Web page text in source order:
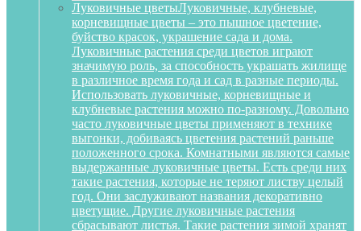
Луковичные цветыЛуковичные, клубневые,
корневищные цветы – это пышное цветение,
буйство красок, украшение сада и дома.
Луковичные растения среди цветов играют
значимую роль, за способность украшать жилище
в различное время года и сад в разные периоды.
Использовать луковичные, корневищные и
клубневые растения можно по-разному. Довольно
часто луковичные цветы применяют в технике
выгонки, добиваясь цветения растений раньше
положенного срока. Комнатными являются самые
выдержанные луковичные цветы. Есть среди них
такие растения, которые не теряют листву целый
год. Они заслуживают названия декоративно
цветущие. Другие луковичные растения
сбрасывают листья. Такие растения зимой хранят